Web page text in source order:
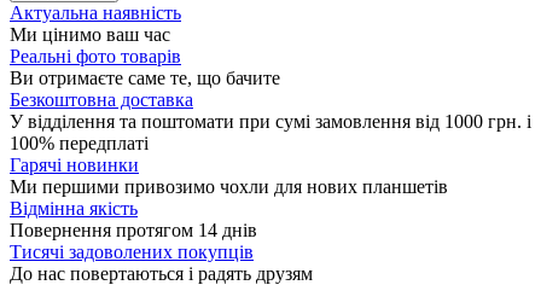
Актуальна наявність
Ми цінимо ваш час
Реальні фото товарів
Ви отримаєте саме те, що бачите
Безкоштовна доставка
У відділення та поштомати при сумі замовлення від 1000 грн. і
100% передплаті
Гарячі новинки
Ми першими привозимо чохли для нових планшетів
Відмінна якість
Повернення протягом 14 днів
Тисячі задоволених покупців
До нас повертаються і радять друзям